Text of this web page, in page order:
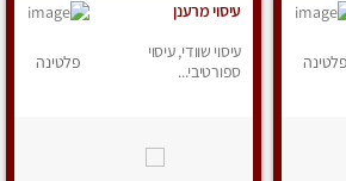
פלטינה
עיסוי מרענן
עיסוי שוודי, עיסוי
ספורטיבי...
פלטינה